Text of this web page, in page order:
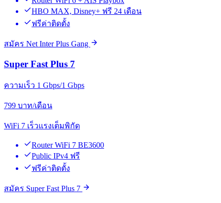
HBO MAX, Disney+ ฟรี 24 เดือน
ฟรีค่าติดตั้ง
สมัคร Net Inter Plus Gang
Super Fast Plus 7
ความเร็ว 1 Gbps/1 Gbps
799 บาท/เดือน
WiFi 7 เร็วแรงเต็มพิกัด
Router WiFi 7 BE3600
Public IPv4 ฟรี
ฟรีค่าติดตั้ง
สมัคร Super Fast Plus 7